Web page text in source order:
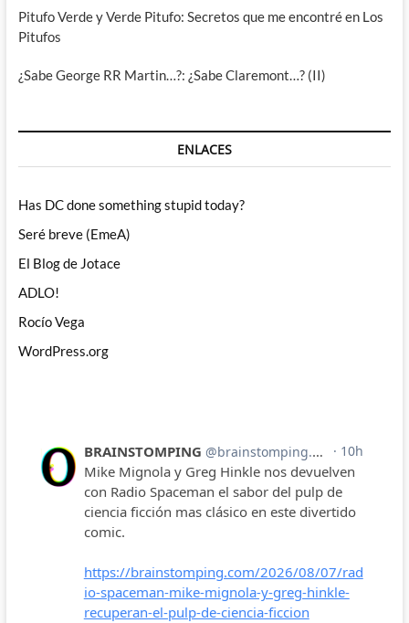
Pitufo Verde y Verde Pitufo: Secretos que me encontré en Los
Pitufos
¿Sabe George RR Martin…?: ¿Sabe Claremont…? (II)
ENLACES
Has DC done something stupid today?
Seré breve (EmeA)
El Blog de Jotace
ADLO!
Rocío Vega
WordPress.org